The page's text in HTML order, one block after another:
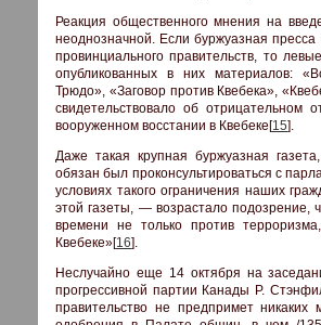
Реакция общественного мнения на
неоднозначной. Если буржуазная
провинциального правительств, то
опубликованных в них материалов:
Трюдо», «Заговор против Квебека»,
свидетельствовало об отрицательном
вооруженном восстании в Квебеке[15].
Даже такая крупная буржуазная
обязан был проконсультироваться с
условиях такого ограничения наших
этой газеты, — возрастало подозрение,
времени не только против
Квебеке»[16].
Неслучайно еще 14 октября на
прогрессивной партии Канады Р.
правительство не предпримет никаких